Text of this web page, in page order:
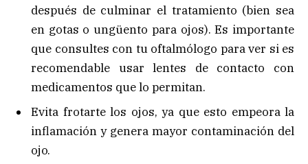
después de culminar el tratamiento (bien sea
en gotas o ungüento para ojos). Es importante
que consultes con tu oftalmólogo para ver si es
recomendable usar lentes de contacto con
medicamentos que lo permitan.
Evita frotarte los ojos, ya que esto empeora la
inflamación y genera mayor contaminación del
ojo.